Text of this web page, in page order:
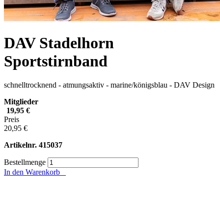
DAV Stadelhorn
Sportstirnband
schnelltrocknend - atmungsaktiv - marine/königsblau - DAV Design
Mitglieder
19,95 €
Preis
20,95 €
Artikelnr. 415037
Bestellmenge
In den Warenkorb